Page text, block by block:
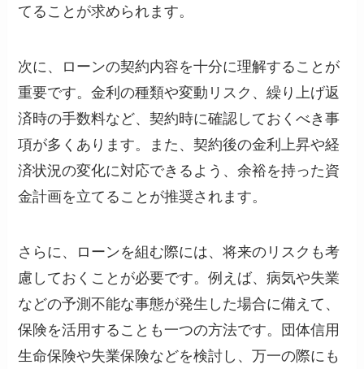
てることが求められます。
次に、ローンの契約内容を十分に理解することが
重要です。金利の種類や変動リスク、繰り上げ返
済時の手数料など、契約時に確認しておくべき事
項が多くあります。また、契約後の金利上昇や経
済状況の変化に対応できるよう、余裕を持った資
金計画を立てることが推奨されます。
さらに、ローンを組む際には、将来のリスクも考
慮しておくことが必要です。例えば、病気や失業
などの予測不能な事態が発生した場合に備えて、
保険を活用することも一つの方法です。団体信用
生命保険や失業保険などを検討し、万一の際にも